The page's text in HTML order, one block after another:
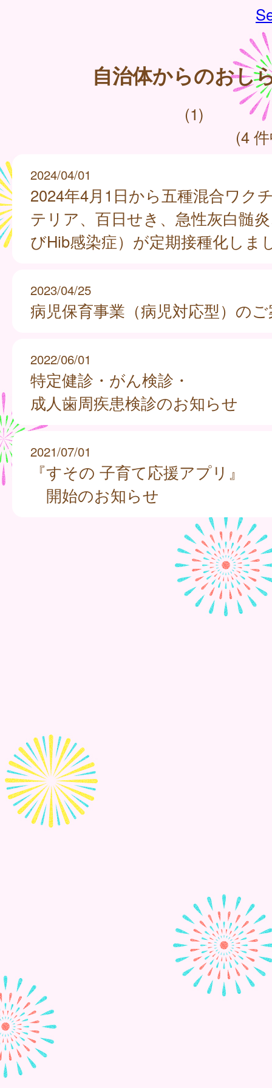
自治体からのおし
(1)
(4
2024/04/01
2024年4月1日から五種混合ワク
テリア、百日せき、急性灰白髄
びHib感染症）が定期接種化しま
2023/04/25
病児保育事業（病児対応型）の
2022/06/01
特定健診・がん検診・
成人歯周疾患検診のお知らせ
2021/07/01
『すその 子育て応援アプリ』
開始のお知らせ